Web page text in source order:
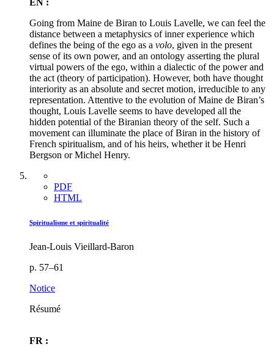
Going from Maine de Biran to Louis Lavelle, we can feel the
distance between a metaphysics of inner experience which
defines the being of the ego as a volo, given in the present
sense of its own power, and an ontology asserting the plural
virtual powers of the ego, within a dialectic of the power and
the act (theory of participation). However, both have thought
interiority as an absolute and secret motion, irreducible to any
representation. Attentive to the evolution of Maine de Biran’s
thought, Louis Lavelle seems to have developed all the
hidden potential of the Biranian theory of the self. Such a
movement can illuminate the place of Biran in the history of
French spiritualism, and of his heirs, whether it be Henri
Bergson or Michel Henry.
PDF
HTML
Spiritualisme et spiritualité
Jean-Louis Vieillard-Baron
p. 57–61
Notice
Résumé
FR :